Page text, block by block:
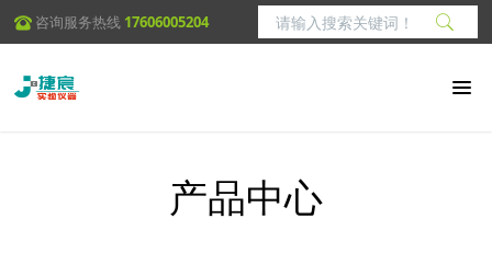
咨询服务热线 17606005204
产品中心